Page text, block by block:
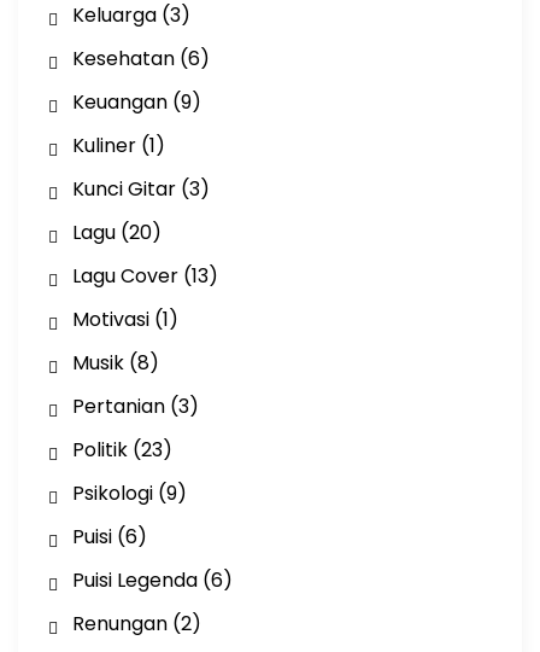
Keluarga(3)
Kesehatan(6)
Keuangan(9)
Kuliner(1)
Kunci Gitar(3)
Lagu(20)
Lagu Cover(13)
Motivasi(1)
Musik(8)
Pertanian(3)
Politik(23)
Psikologi(9)
Puisi(6)
Puisi Legenda(6)
Renungan(2)